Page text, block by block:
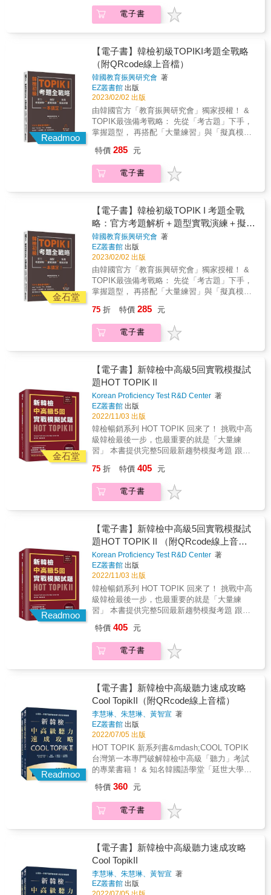
PART 1收錄初級學習者必備的基本單字。學習
者除了可學到如何讀寫數字，還可學習在日常
生活中遇到數字時該用漢字數字還是固有數
字。時間的部分可學到如何講述日期、星期和
年度，並了解時間的不同讀法。個人資料的部
分將會學到如何表達自己的國籍、語言、職
業、年齡和家庭背景等。場所、事物兩大主題
會學習如何描述各種場所，包括街道和家庭中
的物品。日常生活的部分會學習描述一天的作
息安排、居家活動、生活習慣和家務事，並學
會生活中常用的動詞、形容詞和表現方式。食
物主題主要是探索水果、蔬菜、肉類、海鮮、
飲料和飯後甜點等不同類型的食物，並學習有
關飯桌禮儀和料理方法的知識。閒暇主題會帶
學習者了解關於興趣、運動、旅行、通信和購
物的詞彙和表達方式。人的部分可以學到如何
季節、天氣、動物以及鄉村生活。 PART 2從基
礎字彙延伸的進階單字 PART 2開始會讓大家深
入學習延伸字彙，這是初級學習者想邁入中級
門檻一定要學的必備單字。人的部分會從PART
1初步的外表描述進入比較進階的細節描述，學
習如何形容一個人的外貌、個性、給人的感
覺、人際關係還有與人生有關的單字。除此之
外，還會探索受傷、治療、家庭問題和生活中
可能出現的問題的相關詞彙與表達方式。並學
習相反副詞、相反形容詞、相反動詞以擴展詞
景中經常一起出現的動詞，藉此拓展字彙量。
PART 3中級程度學習者必備基礎單字 PART 3
深入研究不同類型的動詞，包括動詞的變化和
動。單字的挑選以及例句、練習題都以中級程
度下去編寫。PART 3除了動詞之外，學習者還
會接觸到名詞、形容詞、助詞等不同詞形的相
關單字，瞭解助詞、疑問詞、副詞、連接副
詞、形容詞和名詞的用法，以提高自身的語言
結構。並學習情緒、購物、穿著、時間、數量
和位置等各種情境的常用表現。 本書特色
◎100個單元，2500個單字，大量例句，詳細解
有趣。 ◎講解清晰，初學者、自學者與教學者
都適用。 ◎內容豐富，貼近日常生活。 ◎實用
內容 vs. 考用目的，兩者兼備。 ◎搭配MP3學
習，正確掌握發音，加強記憶。 ◎附錄：單字
型、培養解題手感，還能抓出自己不夠熟練的
觀念再補強。若時間不夠，你可以優先練習不
熟悉的題型，用大量解題一一擊破自己的弱
紙，第一次考也不怕 本書獨家收錄2回由
「IRBE 教育振興研究會（韓國）」團隊研發的
擬真模擬試題，同時附上正式考試用的作答
紙，讓你提前感受考場作答情境，真正上戰場
更能從容不迫、發揮實力！ &
加不易。來自韓國的「IRBE 教育振興研究會」
團隊，因長期研究韓檢與韓語教育，不僅擅長
略》，替你節省寶貴時間，一次考取理想成
績！ 本書特色 特色一：逐題解析考古題，徹底
搞懂韓檢考法 韓檢考什麼、怎麼考、有哪些題
型，答案都在「考古題」裡！ 本書帶你一題一
題練習「第60回官方授權考古題」，解析題目
中的關鍵字、句型，以及各題型準備方向，並
補充每個選項正確或錯誤的原因，讓你完全掌
握考試題型，奠定應考實力。 特色二：超過
300題實戰演練，熟悉韓檢題型 聽力、寫作、
閱讀，所有題型解析後皆提供大量實戰演練
型、培養解題手感，還能抓出自己不夠熟練的
觀念再補強。若時間不夠，你可以優先練習不
熟悉的題型，用大量解題一一擊破自己的弱
紙，第一次考也不怕 本書獨家收錄2回由
「IRBE 教育振興研究會（韓國）」團隊研發的
擬真模擬試題，同時附上正式考試用的作答
紙，讓你提前感受考場作答情境，真正上戰場
更能從容不迫、發揮實力！ &
電子書
Readmoo
【電子書】韓檢初級TOPIKI考題全戰略
（附QRcode線上音檔）
韓國教育振興研究會 著
EZ叢書館 出版
2023/02/02 出版
由韓國官方「教育振興研究會」獨家授權！ &
TOPIK最強備考戰略： 先從「考古題」下手，
掌握題型， 再搭配「大量練習」與「擬真模擬
官方自2020年起不再公開考古題，準備起來更
加不易。來自韓國的「教育振興研究會」團
隊，因長期研究韓檢與韓語教育，不僅擅長抓
替你節省寶貴時間，一次考取理想成績！ & 本
書特色 & 特色一：帶你逐題解析考古題，徹底
搞懂韓檢怎麼考 韓檢要考什麼、怎麼考、有哪
些題型？其實答案都在「考古題」裡！ & 本書
實際帶你一題一題寫「第60回官方授權考古
題」，解析裡面出現的關鍵字、句型，以及題
型準備方向，讓你完全掌握韓檢，奠定應考實
力。 & 特色二：豐富實戰演練，更熟悉韓檢題
型 全書各題型考古題後皆有5~20題不等的實戰
演練，刷題不但能培養解題手感，還能知道自
達到最佳學習效果！ & 倘若你已經很熟悉某題
型，也可以只針對較弱的題型練習；若不確定
自己不熟悉哪些題型，但時間又不夠的話，建
來加強！ & 特色三：提供兩回超擬真模擬試題
＋作答紙，就算是第一次考也不怕 本書獨家提
供兩回由韓國「教育振興研究會」團隊根據多
年經驗，所研發出的超擬真試題，還附上正式
考試用的作答紙，讓你真正上戰場時，也能從
容不迫，發揮出更好的實力！ & &
特價 285 元
電子書
金石堂
【電子書】韓檢初級TOPIK I 考題全戰
略：官方考題解析＋題型實戰演練＋擬真
模擬試題，一本搞定！
韓國教育振興研究會 著
EZ叢書館 出版
2023/02/02 出版
由韓國官方「教育振興研究會」獨家授權！ &
TOPIK最強備考戰略： 先從「考古題」下手，
掌握題型， 再搭配「大量練習」與「擬真模擬
官方自2020年起不再公開考古題，準備起來更
加不易。來自韓國的「教育振興研究會」團
隊，因長期研究韓檢與韓語教育，不僅擅長抓
替你節省寶貴時間，一次考取理想成績！ & 本
書特色 & 特色一：帶你逐題解析考古題，徹底
搞懂韓檢怎麼考 韓檢要考什麼、怎麼考、有哪
些題型？其實答案都在「考古題」裡！ & 本書
實際帶你一題一題寫「第60回官方授權考古
題」，解析裡面出現的關鍵字、句型，以及題
型準備方向，讓你完全掌握韓檢，奠定應考實
力。 & 特色二：豐富實戰演練，更熟悉韓檢題
型 全書各題型考古題後皆有5~20題不等的實戰
演練，刷題不但能培養解題手感，還能知道自
達到最佳學習效果！ & 倘若你已經很熟悉某題
型，也可以只針對較弱的題型練習；若不確定
自己不熟悉哪些題型，但時間又不夠的話，建
來加強！ & 特色三：提供兩回超擬真模擬試題
＋作答紙，就算是第一次考也不怕 本書獨家提
供兩回由韓國「教育振興研究會」團隊根據多
年經驗，所研發出的超擬真試題，還附上正式
考試用的作答紙，讓你真正上戰場時，也能從
容不迫，發揮出更好的實力！ & &
75 折 特價 285 元
電子書
金石堂
【電子書】新韓檢中高級5回實戰模擬試
題HOT TOPIK II
Korean Proficiency Test R&D Center 著
EZ叢書館 出版
2022/11/03 出版
韓檢暢銷系列 HOT TOPIK 回來了！ 挑戰中高
級韓檢最後一步，也最重要的就是「大量練
習」 本書提供完整5回最新趨勢模擬考題 跟著
題要領及檢測自身程度 讓你信心迎戰中高級韓
檢！ & ◎貼心書封設計，不用切割修補即可分
離試題本、詳解本，方便對照又環保！ & 本書
型重點與解題策略，才是效果與效率兼得的方
法！本書將題目分門別類、標示難易度，提醒
你各題型易忽略的重點、建議的考前準備事
項，以及文章重點句出現時機，幫助你一一攻
破難題！ & ● 聽力題分為「選出接續前面敘述
的句子」、「選出女子／男子後續將採取的行
動」、「掌握中心思想」、「廣播通知」等題
型，並提醒考試音檔的男女對話來回次數與呈
現方式。 ● 寫作題以51-52、53、54題分
類，提醒寫作順序與文章架構。 & ● 閱讀題歸
序排列句子」、「在適當位置放入句子」、
「選擇符合脈絡的敘述」等題型，歸納整理解
題的困難點。 & 特色二、詳解包含所有選項解
時如果只能知道正確選項，對解題與考試的實
質幫助並不大，本書的詳解劃除選項中錯誤之
處，並以正確句為佐證說明錯誤的理由，讓你
徹底搞懂原因、找出盲點；排列順序題使用箭
頭清楚標示因果關係，協助建立解題邏輯。另
外文章標示出與題目直接相關的重點句，讓你
迅速、精準掌握每一題的對應內容。 & 特色
三、補充說明重要單字並提供豐富例句 想扎實
重點，本書大量補充韓檢高頻單字，錯誤選項
背誦單字、訓練閱讀。 & 特色四、提供寫作方
向、組織架構建議與全文範例 寫作是很多韓檢
備考者心中的大魔王，本書提供架構方向、寫
作素材建議，並附上全文範例，清楚標示素材
運用位置，就算不熟悉也能有樣學樣，掌握韓
75 折 特價 405 元
電子書
Readmoo
【電子書】新韓檢中高級5回實戰模擬試
題HOT TOPIK II （附QRcode線上音
檔）
Korean Proficiency Test R&D Center 著
EZ叢書館 出版
2022/11/03 出版
韓檢暢銷系列 HOT TOPIK 回來了！ 挑戰中高
級韓檢最後一步，也最重要的就是「大量練
習」 本書提供完整5回最新趨勢模擬考題 跟著
題要領及檢測自身程度 讓你信心迎戰中高級韓
檢！ & ◎貼心書封設計，不用切割修補即可分
離試題本、詳解本，方便對照又環保！ & 本書
型重點與解題策略，才是效果與效率兼得的方
法！本書將題目分門別類、標示難易度，提醒
你各題型易忽略的重點、建議的考前準備事
項，以及文章重點句出現時機，幫助你一一攻
破難題！ & ● 聽力題分為「選出接續前面敘述
的句子」、「選出女子／男子後續將採取的行
動」、「掌握中心思想」、「廣播通知」等題
型，並提醒考試音檔的男女對話來回次數與呈
現方式。 ● 寫作題以51-52、53、54題分
類，提醒寫作順序與文章架構。 & ● 閱讀題歸
序排列句子」、「在適當位置放入句子」、
「選擇符合脈絡的敘述」等題型，歸納整理解
題的困難點。 & 特色二、詳解包含所有選項解
時如果只能知道正確選項，對解題與考試的實
質幫助並不大，本書的詳解劃除選項中錯誤之
處，並以正確句為佐證說明錯誤的理由，讓你
徹底搞懂原因、找出盲點；排列順序題使用箭
特價 405 元
電子書
Readmoo
【電子書】新韓檢中高級聽力速成攻略
Cool TopikII（附QRcode線上音檔）
李慧琳、朱慧琳、黃智宣 著
EZ叢書館 出版
2022/07/05 出版
HOT TOPIK 新系列書&mdash;COOL TOPIK
台灣第一本專門破解韓檢中高級「聽力」考試
的專業書籍！ & 知名韓國語學堂「延世大學」
收錄完整兩回實戰模擬試題， 從基礎到實戰，
一步步達成目標！ & 看了不少韓綜、韓劇，但
韓檢的聽力分數怎麼沒有提高？ 那是因為韓國
試題型，也能提前熟悉聽力考試的語速及語
調，幫助你考好韓檢。 & 本書特色 & 特色一：
韓國延世大學語學堂三位老師共同開發，分析
最新考題趨勢，整理出12種題型，最符合實際
考題內容 韓檢聽力除了日常內容外，亦有許多
特價 360 元
電子書
【電子書】新韓檢中高級聽力速成攻略
Cool TopikII
李慧琳、朱慧琳、黃智宣 著
EZ叢書館 出版